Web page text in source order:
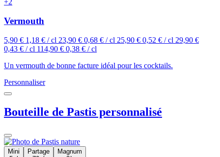
+2
Vermouth
5,90 € 1,18 € / cl 23,90 € 0,68 € / cl 25,90 € 0,52 € / cl 29,90 €
0,43 € / cl 114,90 € 0,38 € / cl
Un vermouth de bonne facture idéal pour les cocktails.
Personnaliser
Bouteille de Pastis personnalisé
Mini
Partage
Magnum